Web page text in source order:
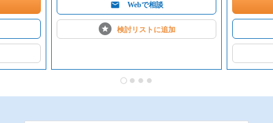
Webで相談
検討リストに追加